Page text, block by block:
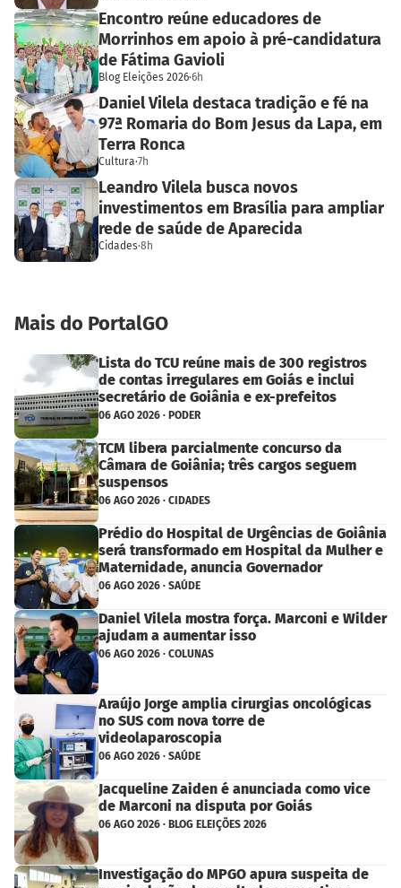
Encontro reúne educadores de
Morrinhos em apoio à pré-candidatura
de Fátima Gavioli
Blog Eleições 2026·6h
Daniel Vilela destaca tradição e fé na
97ª Romaria do Bom Jesus da Lapa, em
Terra Ronca
Cultura·7h
Leandro Vilela busca novos
investimentos em Brasília para ampliar
rede de saúde de Aparecida
Cidades·8h
Mais do PortalGO
Lista do TCU reúne mais de 300 registros
de contas irregulares em Goiás e inclui
secretário de Goiânia e ex-prefeitos
06 AGO 2026 · PODER
TCM libera parcialmente concurso da
Câmara de Goiânia; três cargos seguem
suspensos
06 AGO 2026 · CIDADES
Prédio do Hospital de Urgências de Goiânia
será transformado em Hospital da Mulher e
Maternidade, anuncia Governador
06 AGO 2026 · SAÚDE
Daniel Vilela mostra força. Marconi e Wilder
ajudam a aumentar isso
06 AGO 2026 · COLUNAS
Araújo Jorge amplia cirurgias oncológicas
no SUS com nova torre de
videolaparoscopia
06 AGO 2026 · SAÚDE
Jacqueline Zaiden é anunciada como vice
de Marconi na disputa por Goiás
06 AGO 2026 · BLOG ELEIÇÕES 2026
Investigação do MPGO apura suspeita de